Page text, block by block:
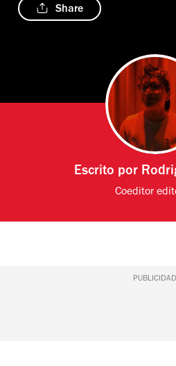
Share
Escrito por
Coeditor
PUBLICIDAD